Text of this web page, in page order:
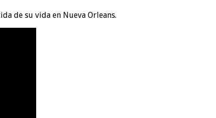
de su vida en Nueva Orleans.